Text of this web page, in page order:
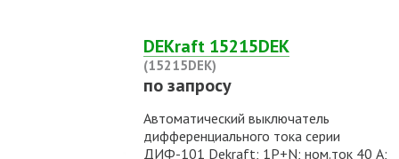
DEKraft 15215DEK
(15215DEK)
по запросу
Автоматический выключатель
дифференциального тока серии
ДИФ-101 Dekraft; 1P+N; ном.ток 40 А;